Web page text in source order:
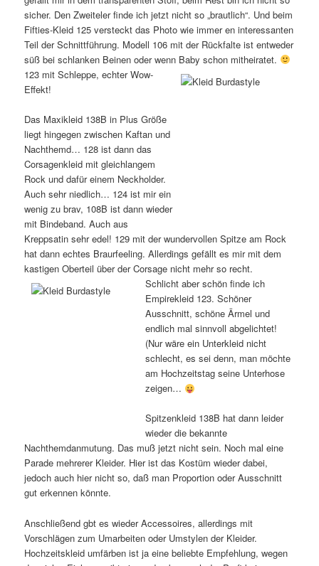
sicher. Den Zweiteler finde ich jetzt nicht so „brautlich“. Und beim
Fifties-Kleid 125 versteckt das Photo wie immer en interessanten
Teil der Schnittführung. Modell 106 mit der Rückfalte ist entweder
süß bei schlanken Beinen oder wenn Baby schon mitheiratet.
123 mit Schleppe, echter Wow-
Effekt!
Das Maxikleid 138B in Plus Größe
liegt hingegen zwischen Kaftan und
Nachthemd… 128 ist dann das
Corsagenkleid mit gleichlangem
Rock und dafür einem Neckholder.
Auch sehr niedlich… 124 ist mir ein
wenig zu brav, 108B ist dann wieder
mit Bindeband. Auch aus
Kreppsatin sehr edel! 129 mit der wundervollen Spitze am Rock
hat dann echtes Braurfeeling. Allerdings gefällt es mir mit dem
kastigen Oberteil über der Corsage nicht mehr so recht.
Schlicht aber schön finde ich
Empirekleid 123. Schöner
Ausschnitt, schöne Ärmel und
endlich mal sinnvoll abgelichtet!
(Nur wäre ein Unterkleid nicht
schlecht, es sei denn, man möchte
am Hochzeitstag seine Unterhose
zeigen…
Spitzenkleid 138B hat dann leider
wieder die bekannte
Nachthemdanmutung. Das muß jetzt nicht sein. Noch mal eine
Parade mehrerer Kleider. Hier ist das Kostüm wieder dabei,
jedoch auch hier nicht so, daß man Proportion oder Ausschnitt
gut erkennen könnte.
Anschließend gbt es wieder Accessoires, allerdings mit
Vorschlägen zum Umarbeiten oder Umstylen der Kleider.
Hochzeitskleid umfärben ist ja eine beliebte Empfehlung, wegen